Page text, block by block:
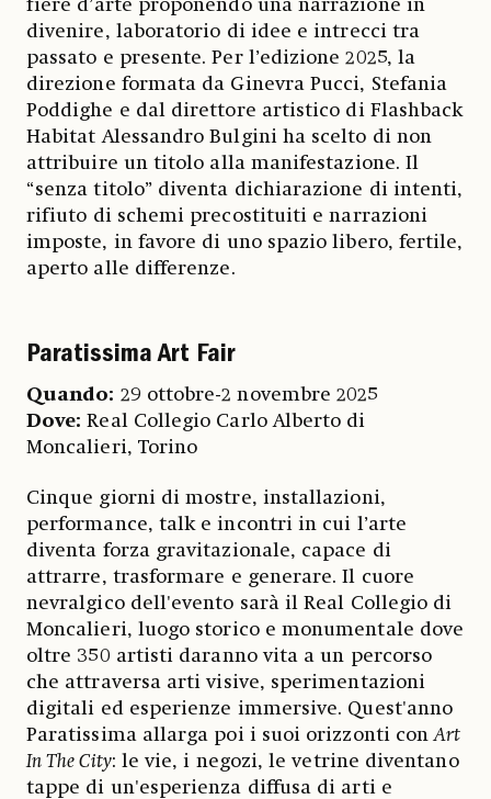
fiere d’arte proponendo una narrazione in
divenire, laboratorio di idee e intrecci tra
passato e presente. Per l’edizione 2025, la
direzione formata da Ginevra Pucci, Stefania
Poddighe e dal direttore artistico di Flashback
Habitat Alessandro Bulgini ha scelto di non
attribuire un titolo alla manifestazione. Il
“senza titolo” diventa dichiarazione di intenti,
rifiuto di schemi precostituiti e narrazioni
imposte, in favore di uno spazio libero, fertile,
aperto alle differenze.
Paratissima Art Fair
Quando: 29 ottobre-2 novembre 2025
Dove:Real Collegio Carlo Alberto di
Moncalieri, Torino
Cinque giorni di mostre, installazioni,
performance, talk e incontri in cui l’arte
diventa forza gravitazionale, capace di
attrarre, trasformare e generare. Il cuore
nevralgico dell'evento sarà il Real Collegio di
Moncalieri, luogo storico e monumentale dove
oltre 350 artisti daranno vita a un percorso
che attraversa arti visive, sperimentazioni
digitali ed esperienze immersive. Quest'anno
Paratissima allarga poi i suoi orizzonti conArt
In The City: le vie, i negozi, le vetrine diventano
tappe di un'esperienza diffusa di arti e